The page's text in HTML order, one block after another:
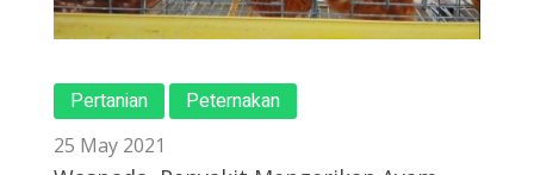
Pertanian Peternakan
25 May 2021